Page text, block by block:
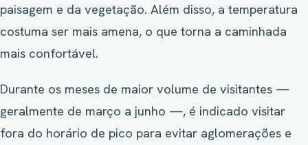
paisagem e da vegetação. Além disso, a temperatura
costuma ser mais amena, o que torna a caminhada
mais confortável.
Durante os meses de maior volume de visitantes —
geralmente de março a junho —, é indicado visitar
fora do horário de pico para evitar aglomerações e